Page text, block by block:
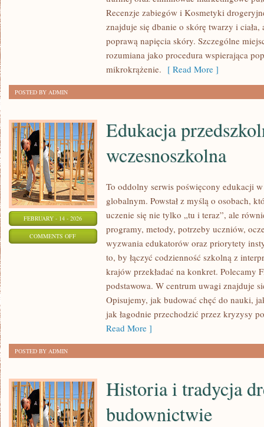
Recenzje zabiegów i Kosmetyki
znajduje się dbanie o skórę twarzy i
poprawą napięcia skóry. Szczególne
rozumiana jako procedura wspierająca
mikrokrążenie. [ Read More ]
POSTED BY ADMIN
FEBRUARY - 14 - 2026
COMMENTS OFFON
Edukacja
wczesnoszkolna
To oddolny serwis poświęcony edukacji
globalnym. Powstał z myślą o osobach,
uczenie się nie tylko „tu i teraz”, ale
programy, metody, potrzeby uczniów,
wyzwania edukatorów oraz priorytety
to, by łączyć codzienność szkolną z
krajów przekładać na konkret. Polecamy
podstawowa. W centrum uwagi znajduje
Opisujemy, jak budować chęć do nauki,
jak łagodnie przechodzić przez kryzysy
Read More ]
POSTED BY ADMIN
Historia i tradycja
budownictwie